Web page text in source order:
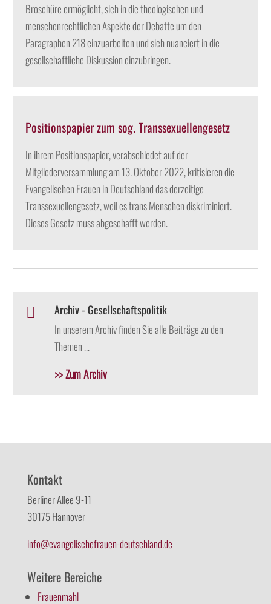
Broschüre ermöglicht, sich in die theologischen und
menschenrechtlichen Aspekte der Debatte um den
Paragraphen 218 einzuarbeiten und sich nuanciert in die
gesellschaftliche Diskussion einzubringen.
Positionspapier zum sog. Transsexuellengesetz
In ihrem Positionspapier, verabschiedet auf der
Mitgliederversammlung am 13. Oktober 2022, kritisieren die
Evangelischen Frauen in Deutschland das derzeitige
Transsexuellengesetz, weil es trans Menschen diskriminiert.
Dieses Gesetz muss abgeschafft werden.
 Archiv - Gesellschaftspolitik
In unserem Archiv finden Sie alle Beiträge zu den
Themen …
>> Zum Archiv
Kontakt
Berliner Allee 9-11
30175 Hannover
info@evangelischefrauen-deutschland.de
Weitere Bereiche
Frauenmahl